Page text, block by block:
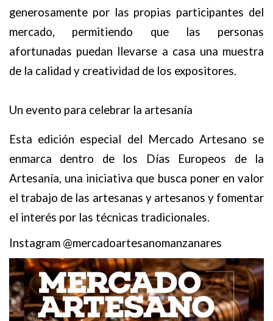
generosamente por las propias participantes del
mercado, permitiendo que las personas
afortunadas puedan llevarse a casa una muestra
de la calidad y creatividad de los expositores.
Un evento para celebrar la artesanía
Esta edición especial del Mercado Artesano se
enmarca dentro de los Días Europeos de la
Artesanía, una iniciativa que busca poner en valor
el trabajo de las artesanas y artesanos y fomentar
el interés por las técnicas tradicionales.
Instagram @mercadoartesanomanzanares